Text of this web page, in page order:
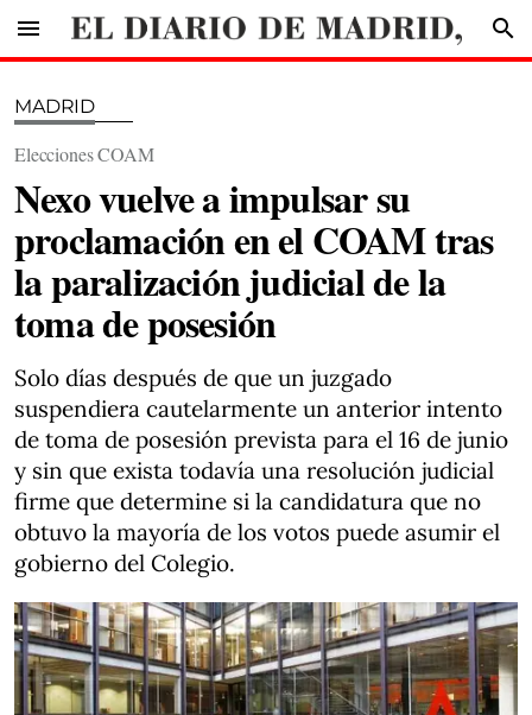
menu search
MADRID
Elecciones COAM
Nexo vuelve a impulsar su
proclamación en el COAM tras
la paralización judicial de la
toma de posesión
Solo días después de que un juzgado
suspendiera cautelarmente un anterior intento
de toma de posesión prevista para el 16 de junio
y sin que exista todavía una resolución judicial
firme que determine si la candidatura que no
obtuvo la mayoría de los votos puede asumir el
gobierno del Colegio.